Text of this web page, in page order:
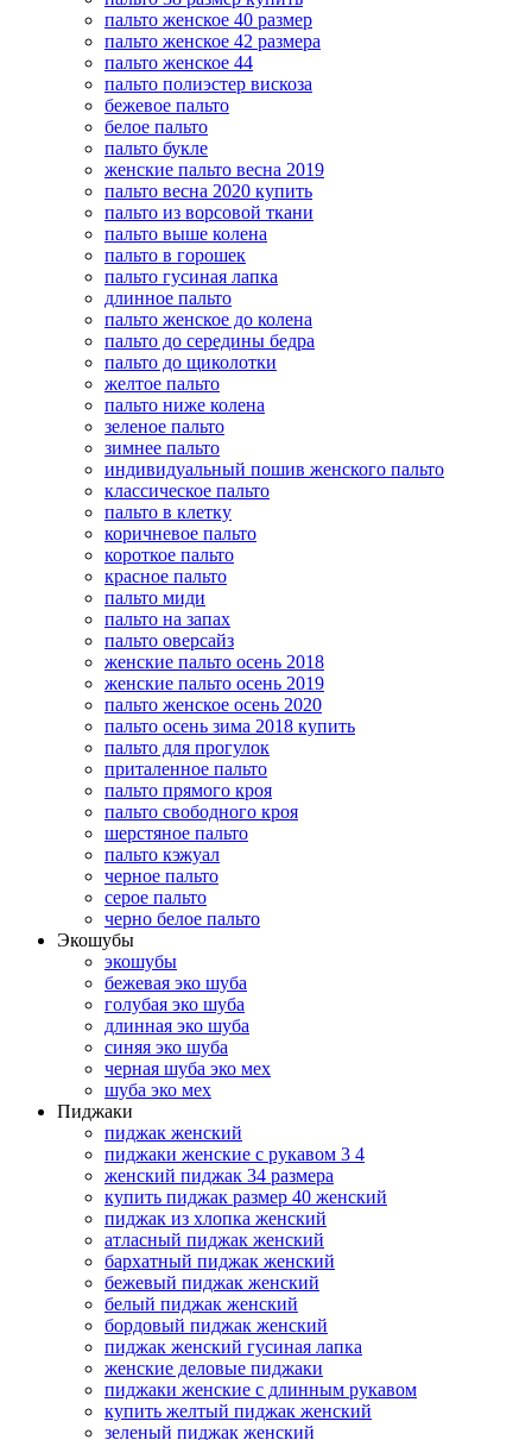
пальто женское 40 размер
пальто женское 42 размера
пальто женское 44
пальто полиэстер вискоза
бежевое пальто
белое пальто
пальто букле
женские пальто весна 2019
пальто весна 2020 купить
пальто из ворсовой ткани
пальто выше колена
пальто в горошек
пальто гусиная лапка
длинное пальто
пальто женское до колена
пальто до середины бедра
пальто до щиколотки
желтое пальто
пальто ниже колена
зеленое пальто
зимнее пальто
индивидуальный пошив женского пальто
классическое пальто
пальто в клетку
коричневое пальто
короткое пальто
красное пальто
пальто миди
пальто на запах
пальто оверсайз
женские пальто осень 2018
женские пальто осень 2019
пальто женское осень 2020
пальто осень зима 2018 купить
пальто для прогулок
приталенное пальто
пальто прямого кроя
пальто свободного кроя
шерстяное пальто
пальто кэжуал
черное пальто
серое пальто
черно белое пальто
Экошубы
экошубы
бежевая эко шуба
голубая эко шуба
длинная эко шуба
синяя эко шуба
черная шуба эко мех
шуба эко мех
Пиджаки
пиджак женский
пиджаки женские с рукавом 3 4
женский пиджак 34 размера
купить пиджак размер 40 женский
пиджак из хлопка женский
атласный пиджак женский
бархатный пиджак женский
бежевый пиджак женский
белый пиджак женский
бордовый пиджак женский
пиджак женский гусиная лапка
женские деловые пиджаки
пиджаки женские с длинным рукавом
купить желтый пиджак женский
зеленый пиджак женский